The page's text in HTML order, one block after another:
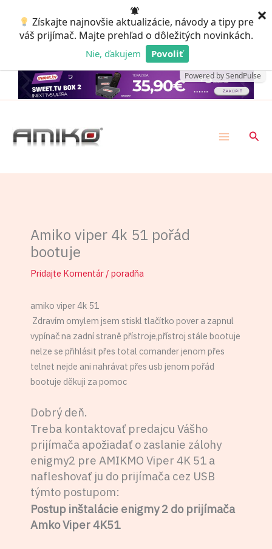
Získajte najnovšie aktualizácie, návody a tipy pre
váš prijímač. Majte prehľad o dôležitých novinkách.
Nie, ďakujem Povoliť
Powered by SendPulse
×
obsah
Amiko viper 4k 51 pořád
bootuje
Pridajte Komentár / poradňa
amiko viper 4k 51
Zdravím omylem jsem stiskl tlačítko pover a zapnul
vypínač na zadní straně přístroje,přístroj stále bootuje
nelze se přihlásit přes total comander jenom přes
telnet nejde ani nahrávat přes usb jenom pořád
bootuje děkuji za pomoc
Dobrý deň.
Treba kontaktovať predajcu Vášho
prijímača apožiadať o zaslanie zálohy
enigmy2 pre AMIKMO Viper 4K 51 a
nafleshovať ju do prijímača cez USB
týmto postupom:
Postup inštalácie enigmy 2 do prijímača
Amko Viper 4K51